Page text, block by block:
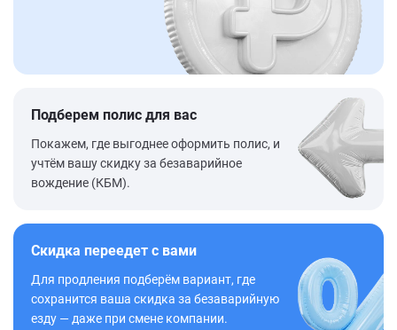
Подберем полис для вас
Покажем, где выгоднее оформить полис, и
учтём вашу скидку за безаварийное
вождение (КБМ).
Скидка переедет с вами
Для продления подберём вариант, где
сохранится ваша скидка за безаварийную
езду — даже при смене компании.